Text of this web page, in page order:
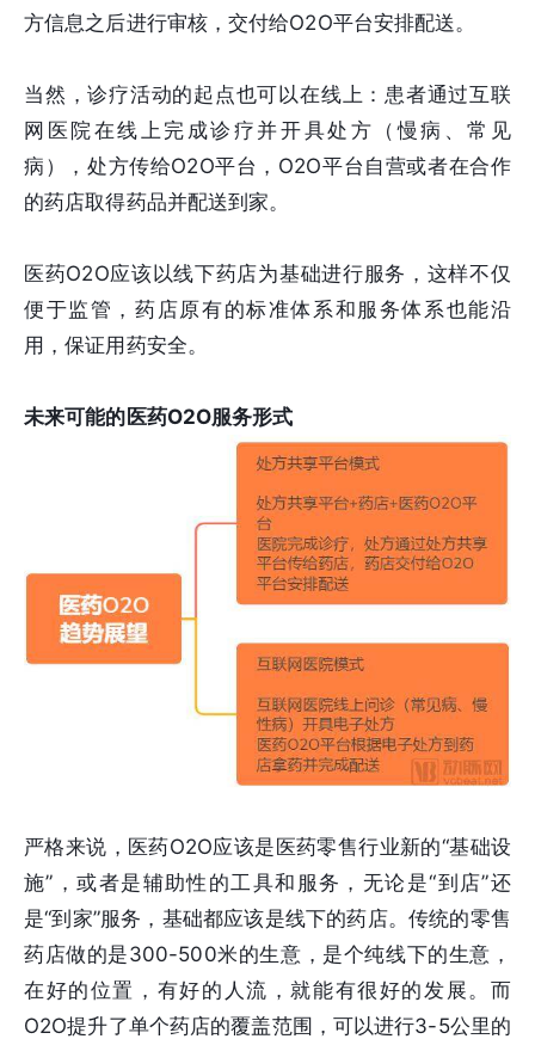
方信息之后进行审核，交付给O2O平台安排配送。
当然，诊疗活动的起点也可以在线上：患者通过互联
网医院在线上完成诊疗并开具处方（慢病、常见
病），处方传给O2O平台，O2O平台自营或者在合作
的药店取得药品并配送到家。
医药O2O应该以线下药店为基础进行服务，这样不仅
便于监管，药店原有的标准体系和服务体系也能沿
用，保证用药安全。
未来可能的医药O2O服务形式
严格来说，医药O2O应该是医药零售行业新的“基础设
施”，或者是辅助性的工具和服务，无论是“到店”还
是“到家”服务，基础都应该是线下的药店。传统的零售
药店做的是300-500米的生意，是个纯线下的生意，
在好的位置，有好的人流，就能有很好的发展。而
O2O提升了单个药店的覆盖范围，可以进行3-5公里的